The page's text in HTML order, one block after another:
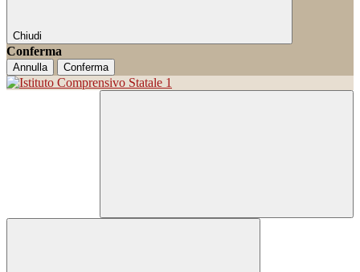
Chiudi
Conferma
Annulla Conferma